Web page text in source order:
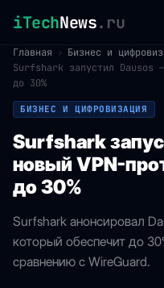
iTechNews.ru
Главная › Бизнес и
Surfshark запустил Dausos
до 30%
БИЗНЕС И ЦИФРОВИЗАЦИЯ
Surfshark
новый VPN-
до 30%
Surfshark анонсировал
который обеспечит до
сравнению с WireGuard.